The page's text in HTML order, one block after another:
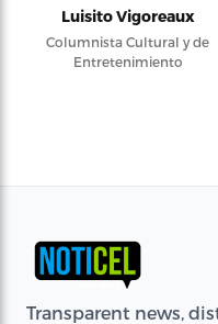
Luisito Vigoreaux
Columnista Cultural y de
Entretenimiento
Transparent news,